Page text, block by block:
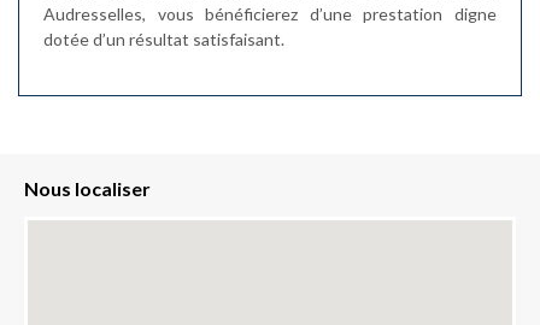
Audresselles, vous bénéficierez d’une prestation digne
dotée d’un résultat satisfaisant.
Nous localiser